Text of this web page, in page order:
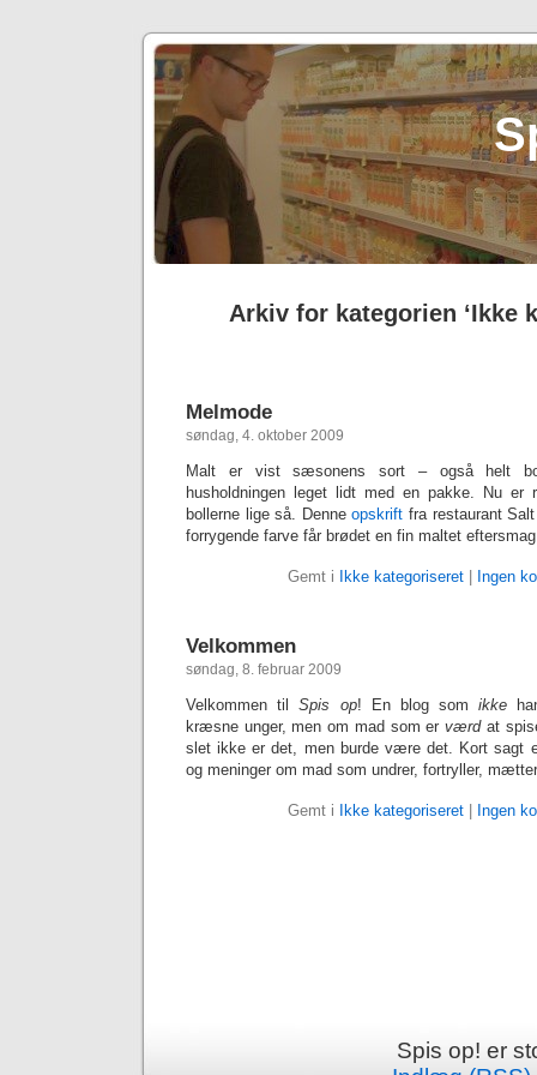
Arkiv for kategorien ‘Ikke
Melmode
søndag, 4. oktober 2009
Malt er vist sæsonens sort – også helt
husholdningen leget lidt med en pakke. Nu er
bollerne lige så. Denneopskrift fra restaurant
forrygende farve får brødet en fin maltet
Gemt i Ikke kategoriseret| Ingen
Velkommen
søndag, 8. februar 2009
Velkommen tilSpis op! En blog somikke
kræsne unger, men om mad som erværdat
slet ikke er det, men burde være det. Kort sagt
og meninger om mad som undrer, fortryller,
Gemt i Ikke kategoriseret| Ingen
Spis op! er